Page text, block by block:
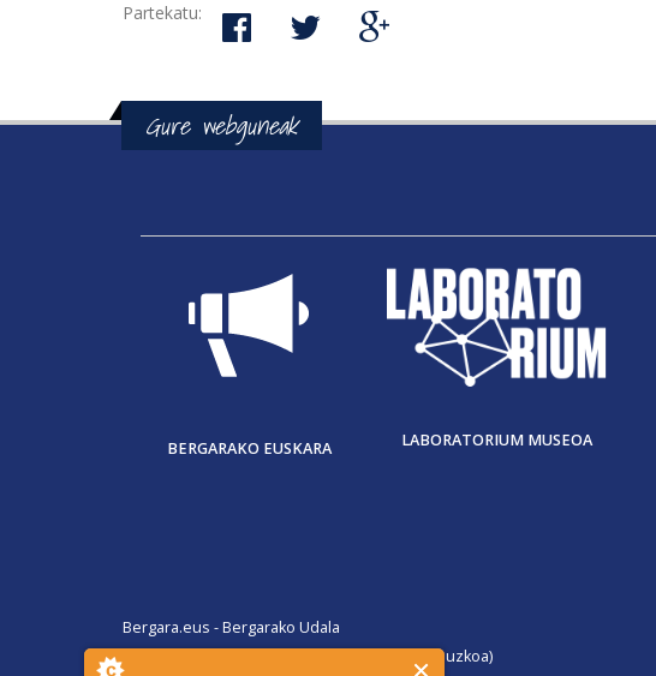
Partekatu:
Gure webguneak
BERGARAKO EUSKARA LABORATORIUM MUSEOA
Bergara.eus - Bergarako Udala
San Martin Agirre plaza, 1. 20570 Bergara (Gipuzkoa)